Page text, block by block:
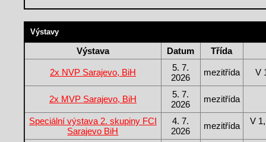
Výstavy
Výstava Datum Třída
2x NVP Sarajevo, BiH
5. 7.
2026
mezitřída V
2x MVP Sarajevo, BiH
5. 7.
2026
mezitřída
Speciální výstava 2. skupiny FCI
Sarajevo BiH
4. 7.
2026
mezitřída V